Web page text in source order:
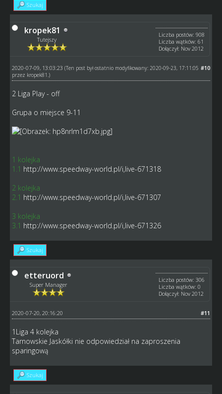
Szukaj
kropek81
Tutejszy
Liczba postów: 908
Liczba wątków: 61
Dołączył: Nov 2012
#10
2020-07-09, 13:03:23 (Ten post był ostatnio modyfikowany: 2020-09-23, 17:11:05
przez kropek81 .)
2 Liga Play - off
Grupa o miejsce 9-11
1 kolejka
1.1 http://www.speedway-world.pl/i,live-671318
2 kolejka
2.1 http://www.speedway-world.pl/i,live-671307
3 kolejka
3.1 http://www.speedway-world.pl/i,live-671326
Szukaj
etteruord
Super Manager
Liczba postów: 306
Liczba wątków: 0
Dołączył: Nov 2012
#11
2020-07-20, 20:16:20
1Liga 4 kolejka
Tarnowskie Jaskółki nie odpowiedział na zaproszenia
sparingową
Szukaj